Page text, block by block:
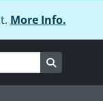
More Info.
Search